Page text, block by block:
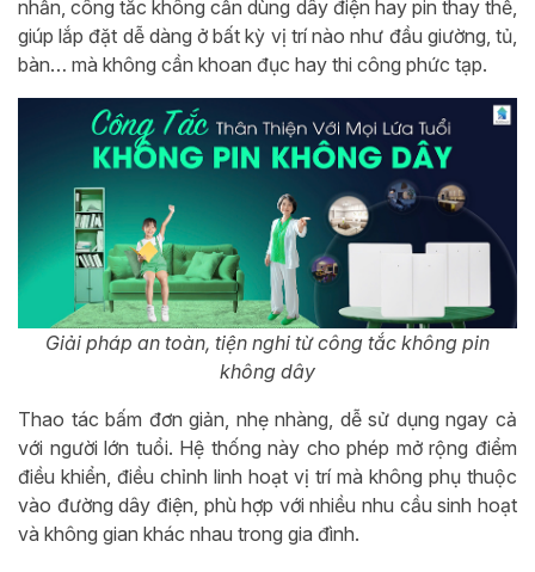
nhấn, công tắc không cần dùng dây điện hay pin thay thế,
giúp lắp đặt dễ dàng ở bất kỳ vị trí nào như đầu giường, tủ,
bàn… mà không cần khoan đục hay thi công phức tạp.
Giải pháp an toàn, tiện nghi từ công tắc không pin
không dây
Thao tác bấm đơn giản, nhẹ nhàng, dễ sử dụng ngay cả
với người lớn tuổi. Hệ thống này cho phép mở rộng điểm
điều khiển, điều chỉnh linh hoạt vị trí mà không phụ thuộc
vào đường dây điện, phù hợp với nhiều nhu cầu sinh hoạt
và không gian khác nhau trong gia đình.